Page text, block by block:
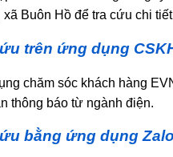
xã Buôn Hồ để tra cứu chi
trên ứng dụng
chăm sóc khách hàng
thông báo từ ngành điện.
bằng ứng dụng Zalo